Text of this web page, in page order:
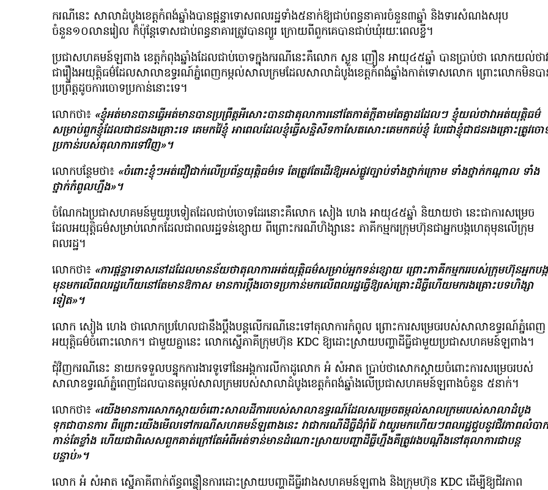
ករណីនេះ សាលាដំបូងខេត្តកំពង់ឆ្នាំងបានផ្ដន្ទាទោសពលរដ្ឋទាំង៥នាក់ឱ្យជាប់ពន្ធនាគារចំនួន៣ឆ្នាំ និងទារសំណងសរុប
ចំនួន១០លានរៀល ក៏ប៉ុន្តែទោសជាប់ពន្ធនាគារត្រូវបានព្យួរ ក្រោយពីពួកគេបានជាប់ឃុំរយៈពេលខ្លី។
ប្រជាសហគមន៍ឡពាង ខេត្តកំពុងឆ្នាំងដែលជាប់ចោទក្នុងករណីនេះគឺលោក ស្ងួន ញឿន អាយុ៤៥ឆ្នាំ បានប្រាប់ថា លោកយល់ថាវ
ជារឿងអយុត្តិធម៌ដែលសាលាឧទ្ធរណ៍ភ្នំពេញកម្កល់សាលក្រមដែលសាលាដំបូង​ខេត្ត​កំពង់ឆ្នាំងកាត់ទោសលោក ព្រោះលោកមិនប
ប្រព្រឹត្តដូចការចោទប្រកាន់នោះទេ។
លោកថា៖ «ខ្ញុំអត់មានបានធ្វើអត់មានបានប្រព្រឹត្តអីសោះបានជាតុលាការនៅតែកាត់ក្ដីតាមតែគ្នា​ដដែលៗ ខ្ញុំយល់ថាវាអត់យុត្តិធម៌
សម្រាប់ពួកខ្ញុំដែលជាជនរងគ្រោះទេ គេមកវ៉ៃខ្ញុំ អាពេលដែលខ្ញុំធ្វើសន្និសីទ​កាសែតសោះគេមកគប់ខ្ញុំ បែរជាខ្ញុំជាជនរងគ្រោះត្រូវចោ
ប្រកាន់របស់តុលាការទៅវិញ»។
លោកបន្ថែមថា៖ «ចំពោះខ្ញុំៗអត់ជឿជាក់លើប្រព័ន្ធយុត្តិធម៌ទេ តែត្រូវតែដើរឱ្យអស់ផ្លូវច្បាប់ទាំង​ថ្នាក់​ក្រោម ទាំងថ្នាក់កណ្ដាល ទាំង
ថ្នាក់កំពូលហ្នឹង»។
ចំណែកឯប្រជាសហគមន៍មួយរូបទៀតដែលជាប់ចោទដែរនោះគឺលោក សៀង ហេង អាយុ៤៥ឆ្នាំ និយាយ​ថា នេះជាការសម្រេច
ដែលអយុត្តិធម៌សម្រាប់លោកដែលជាពលរដ្ឋទន់ខ្សោយ ពីព្រោះករណីហិង្សានេះ ភាគី​កម្មករក្រុមហ៊ុនជាអ្នកបង្កហេតុមុនលើក្រុម
ពលរដ្ឋ។
លោកថា៖ «ការផ្ដន្ទាទោសនៅដដែលមានន័យថាតុលាការអត់យុត្តិធម៌សម្រាប់អ្នកទន់ខ្សោយ ព្រោះភាគី​កម្មកររបស់ក្រុមហ៊ុនអ្នកបង្ក
មុនមកលើពលរដ្ឋហើយនៅតែមានឱកាស មានការប្ដឹងចោទប្រកាន់មកលើ​ពលរដ្ឋធ្វើឱ្យរស់គ្រោះដីធ្លីហើយមករងគ្រោះបទហិង្សា
ទៀត»។
លោក សៀង ហេង ថាលោកប្រហែលជានឹងប្ដឹងបន្តលើករណីនេះទៅតុលាការកំពូល ព្រោះការសម្រេចរបស់​សាលាឧទ្ធរណ៍ភ្នំពេញ
អយុត្តិធម៌ចំពោះលោក។ ជាមួយគ្នានេះ លោកស្នើភាគីក្រុមហ៊ុន KDC ឱ្យដោះ​ស្រាយ​បញ្ហាដីធ្លីជាមួយប្រជាសហគមន៍ឡពាង។
ជុំវិញករណីនេះ នាយកទទួលបន្ទុកការងារទូទៅនៃអង្គការលីកាដូលោក អំ សំអាត ប្រាប់ថាសោក​ស្ដាយ​ចំពោះការសម្រេចរបស់
សាលាឧទ្ធរណ៍ភ្នំពេញដែលបានតម្កល់សាលក្រមរបស់សាលាដំបូងខេត្ត​កំពង់​ឆ្នាំង​លើប្រជាសហគមន៍ឡពាងចំនួន ៥នាក់។
លោកថា៖ «យើងមានការសោកស្ដាយចំពោះសាលដីការរបស់សាលាឧទ្ធរណ៍ដែលសម្រេចតម្កល់​សាលក្រម​របស់សាលាដំបូង
ទុកជាបានការ ពីព្រោះយើងមើលទៅករណីសហគមន៍ឡពាងនេះ វាជា​ករណី​ដីធ្លី​ដ៏រ៉ាំរ៉ៃ​ វាយូរមកហើយៗពលរដ្ឋជួបនូវជីវភាពលំបាក
កាន់តែខ្លាំង ហើយជាពិសេសពួកគាត់​ក្រៅតែអំពីអត់ទាន់​មានដំណោះស្រាយបញ្ហាដីធ្លីហ្នឹងគឺត្រូវរងបណ្ដឹងនៅតុលាការជាបន្ត
បន្ទាប់»។
លោក អំ សំអាត ស្នើភាគីពាក់ព័ន្ធពន្លឿនការដោះស្រាយបញ្ហាដីធ្លីរវាងសហគមន៍ឡពាង និងក្រុមហ៊ុន KDC ដើម្បីឱ្យជីវភាព